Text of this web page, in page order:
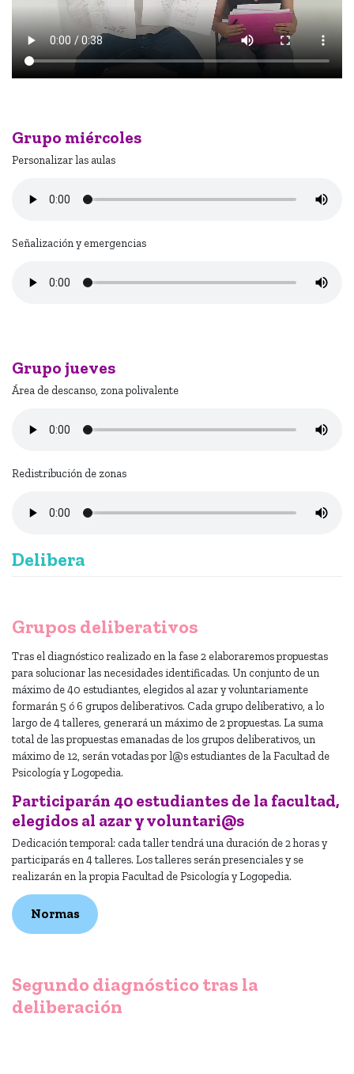
Grupo miércoles
Personalizar las aulas
Señalización y emergencias
Grupo jueves
Área de descanso, zona polivalente
Redistribución de zonas
Delibera
Grupos deliberativos
Tras el diagnóstico realizado en la fase 2 elaboraremos propuestas
para solucionar las necesidades identificadas. Un conjunto de un
máximo de 40 estudiantes, elegidos al azar y voluntariamente
formarán 5 ó 6 grupos deliberativos. Cada grupo deliberativo, a lo
largo de 4 talleres, generará un máximo de 2 propuestas. La suma
total de las propuestas emanadas de los grupos deliberativos, un
máximo de 12, serán votadas por l@s estudiantes de la Facultad de
Psicología y Logopedia.
Participarán 40 estudiantes de la facultad,
elegidos al azar y voluntari@s
Dedicación temporal: cada taller tendrá una duración de 2 horas y
participarás en 4 talleres. Los talleres serán presenciales y se
realizarán en la propia Facultad de Psicología y Logopedia.
Normas
Segundo diagnóstico tras la
deliberación